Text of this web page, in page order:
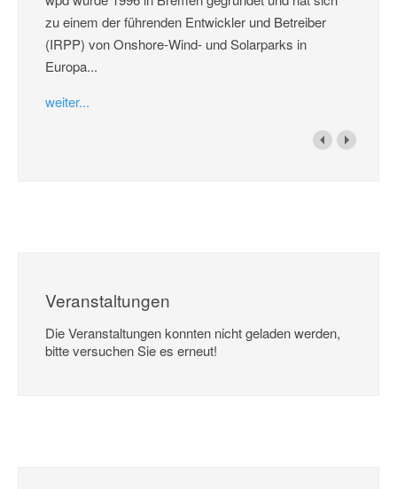
zu einem der führenden Entwickler und Betreiber
(IRPP) von Onshore-Wind- und Solarparks in
Europa...
weiter...
Veranstaltungen
Die Veranstaltungen konnten nicht geladen werden,
bitte versuchen Sie es erneut!